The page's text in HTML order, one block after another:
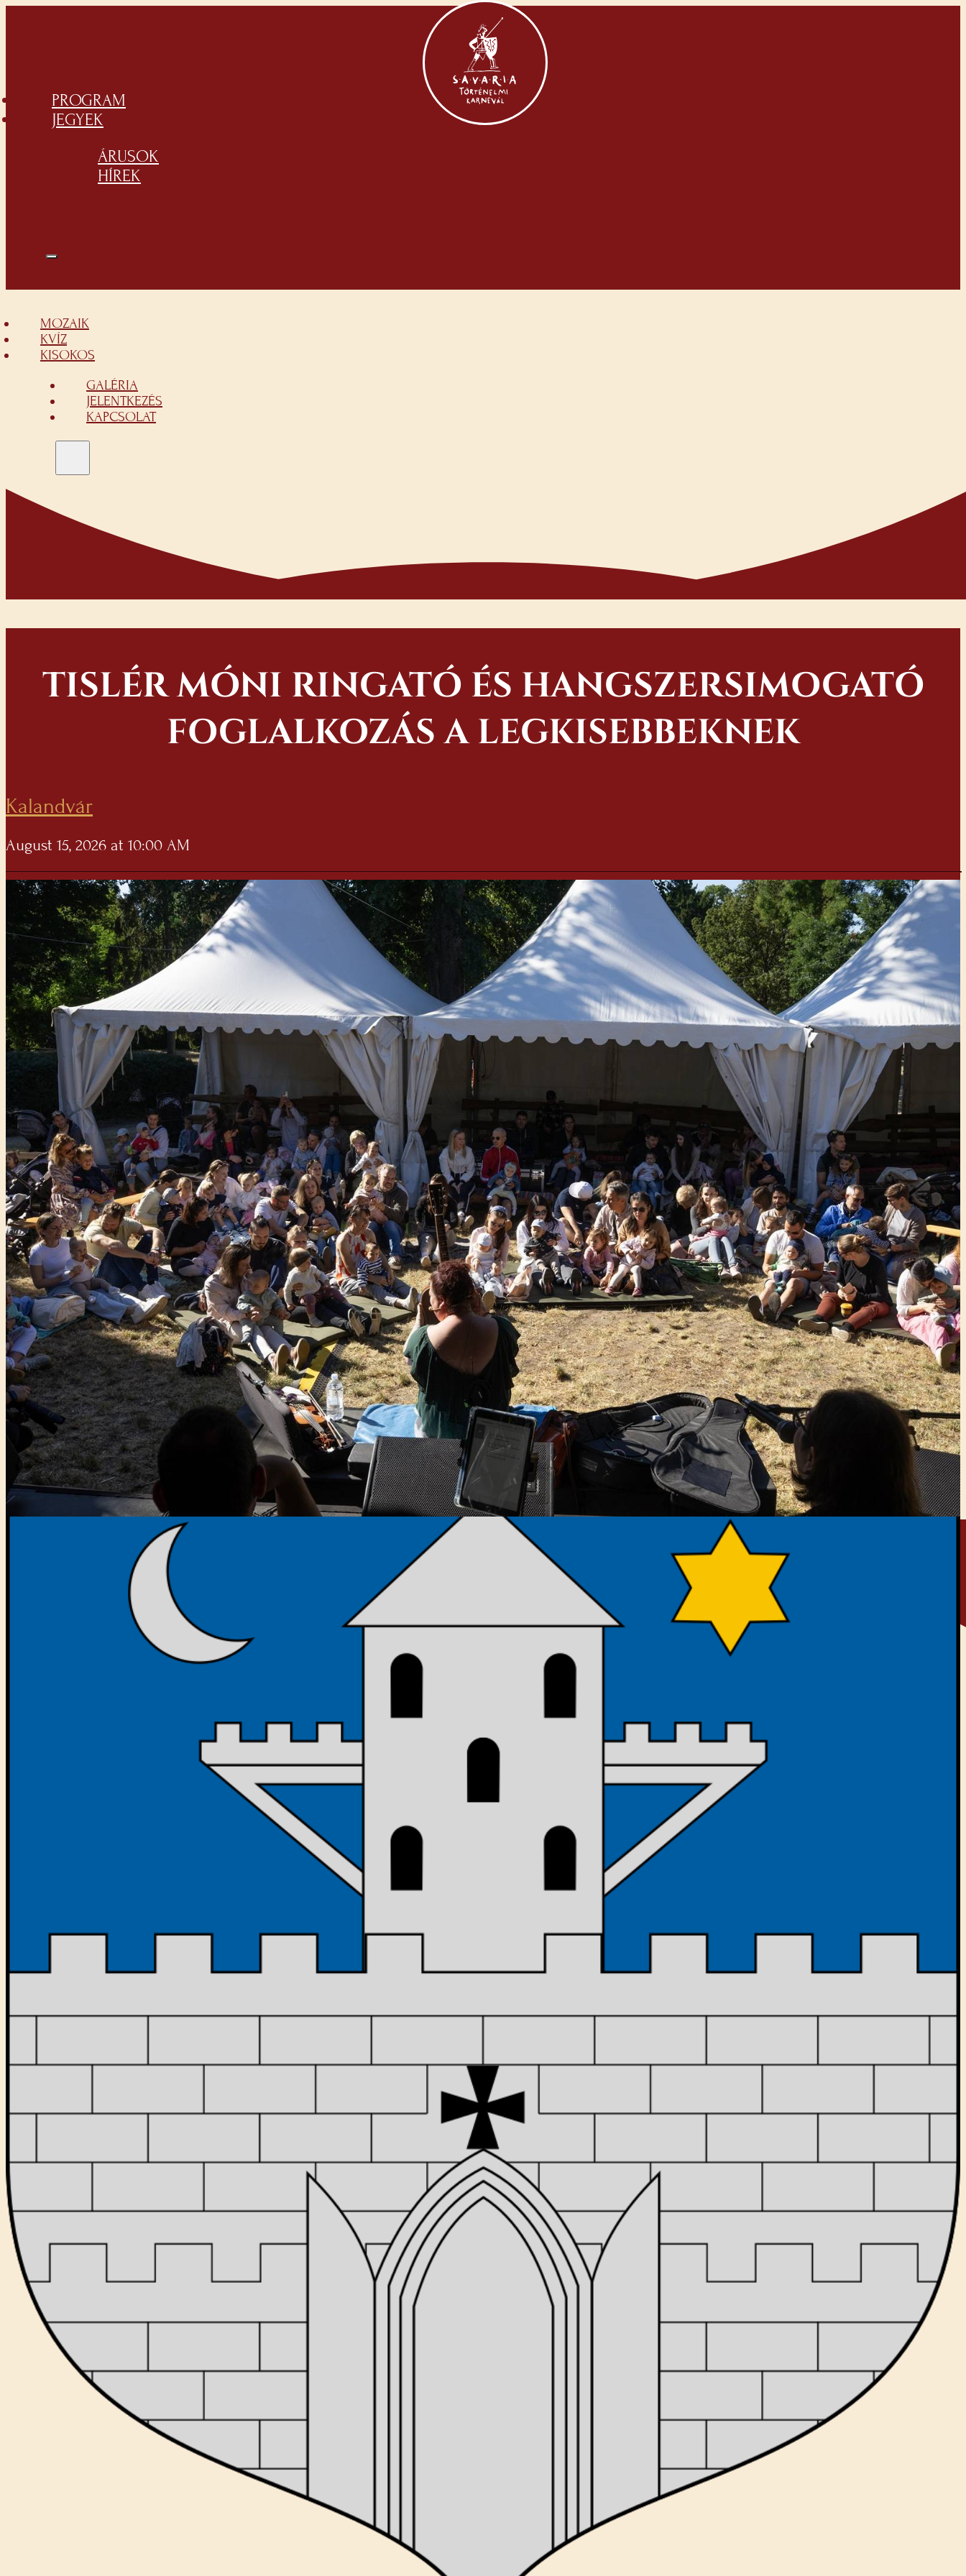
PROGRAM
JEGYEK
ÁRUSOK
HÍREK
MOZAIK
KVÍZ
KISOKOS
GALÉRIA
JELENTKEZÉS
KAPCSOLAT
TISLÉR MÓNI RINGATÓ ÉS HANGSZERSIMOGATÓ
FOGLALKOZÁS A LEGKISEBBEKNEK
Kalandvár
August 15, 2026 at 10:00 AM
TÁMOGATÓK
Főtámogató: